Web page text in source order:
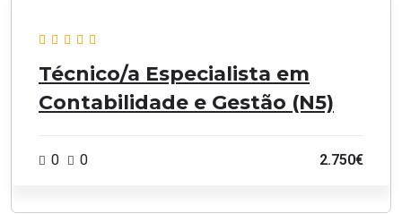
Técnico/a Especialista em
Contabilidade e Gestão (N5)
0 0 2.750€